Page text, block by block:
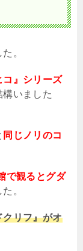
。
コ』シリーズ
いました
同じノリのコ
で観るとグダ
。
クリフ』がオ